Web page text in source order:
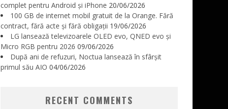
complet pentru Android și iPhone 20/06/2026
100 GB de internet mobil gratuit de la Orange. Fără
contract, fără acte și fără obligații 19/06/2026
LG lansează televizoarele OLED evo, QNED evo și
Micro RGB pentru 2026 09/06/2026
După ani de refuzuri, Noctua lansează în sfârșit
primul său AIO 04/06/2026
RECENT COMMENTS